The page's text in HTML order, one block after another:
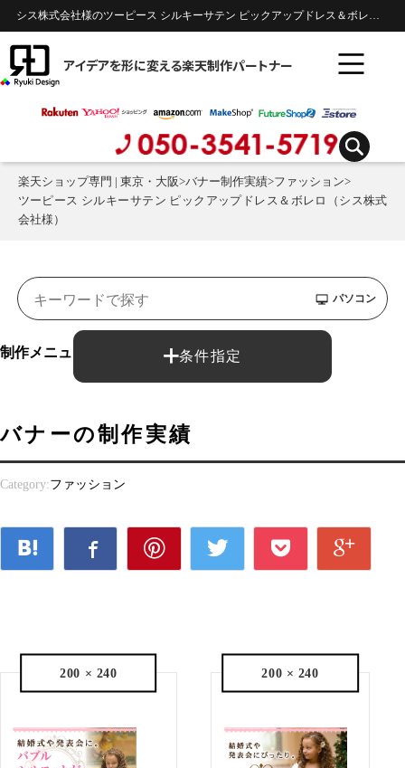
シス株式会社様のツーピース シルキーサテン ピックアップドレス＆ボレロ 楽天バナー制作実績 | ファッション
アイデアを形に変える楽天制作パートナー
楽天ショップ専門 | 東京・大阪>バナー制作実績>ファッション>
ツーピース シルキーサテン ピックアップドレス＆ボレロ（シス株式
会社様）
条件指定
パソコン
制作メニュー： バナー制作
バナーの制作実績
Category:ファッション
200 × 240 200 × 240